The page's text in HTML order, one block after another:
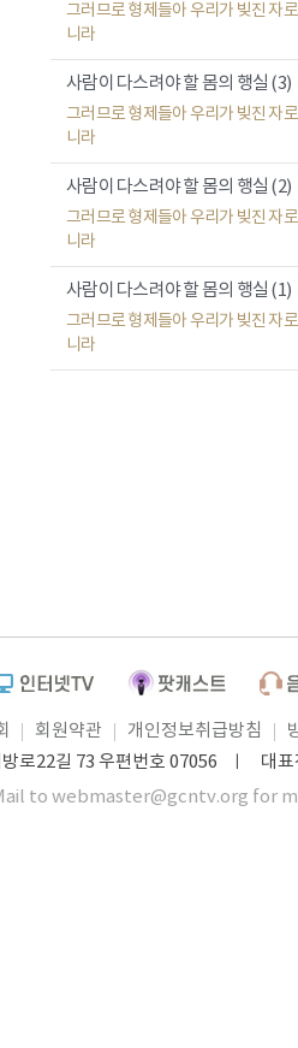
그러므로 형제들아 우리가 빚진 자
니라
사람이 다스려야 할 몸의 행실 (3)
그러므로 형제들아 우리가 빚진 자
니라
사람이 다스려야 할 몸의 행실 (2)
그러므로 형제들아 우리가 빚진 자
니라
사람이 다스려야 할 몸의 행실 (1)
그러므로 형제들아 우리가 빚진 자
니라
회원약관 개인정보취급방침
방로22길 73 우편번호 07056 ㅣ 대
to webmaster@gcntv.org for